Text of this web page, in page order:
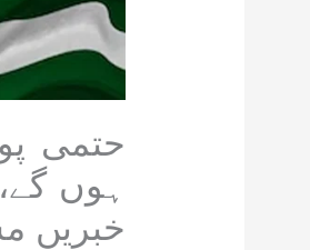
ہوں
خبریں